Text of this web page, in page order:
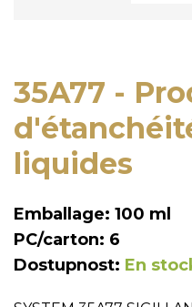
35A77 -
liquides
Emballage: 100 ml
PC/carton: 6
Dostupnost: En